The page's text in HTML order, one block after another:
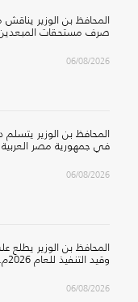
المحافظ بن الوزير
صرف مستحقات
06/08/2026
المحافظ بن الوزير
في جمهورية مصر العربية
06/08/2026
المحافظ بن الوزير يطلع
وقيد التنفيذ للعام 2026م.
06/08/2026